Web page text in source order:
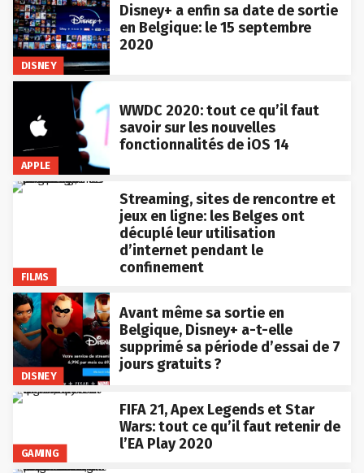
DISNEY
Disney+ a enfin sa date de sortie
en Belgique: le 15 septembre
2020
APPLE
WWDC 2020: tout ce qu’il faut
savoir sur les nouvelles
fonctionnalités de iOS 14
FILMS
Streaming, sites de rencontre et
jeux en ligne: les Belges ont
décuplé leur utilisation
d’internet pendant le
confinement
DISNEY
Avant même sa sortie en
Belgique, Disney+ a-t-elle
supprimé sa période d’essai de 7
jours gratuits ?
GAMING
FIFA 21, Apex Legends et Star
Wars: tout ce qu’il faut retenir de
l’EA Play 2020